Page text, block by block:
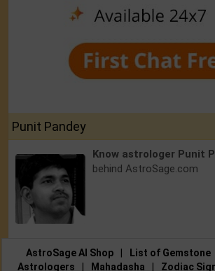
Punit Pandey
Know astrologer Punit
behind AstroSage.com
AstroSage AI Shop List of Gemstone
Astrologers
Mahadasha Zodiac